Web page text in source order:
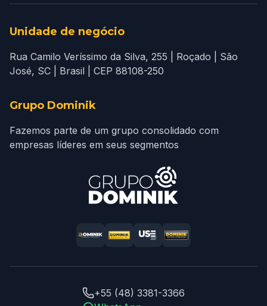
Unidade de negócio
Rua Camilo Veríssimo da Silva, 255 | Roçado | São
José, SC | Brasil | CEP 88108-250
Grupo Dominik
Fazemos parte de um grupo consolidado com
empresas líderes em seus segmentos
+55 (48) 3381-3366